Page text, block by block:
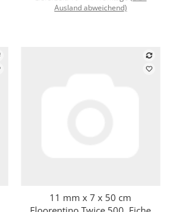
Ausland abweichend)
Schnellkauf
11 mm x 7 x 50 cm